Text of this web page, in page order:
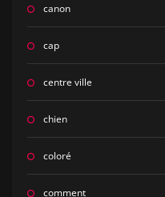
canon
cap
centre ville
chien
coloré
comment